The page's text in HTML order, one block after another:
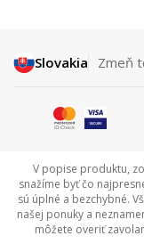
Slovakia Zmeň
V popise produktu,
snažíme byť čo
sú úplné a bezchybné.
našej ponuky a
môžete overiť